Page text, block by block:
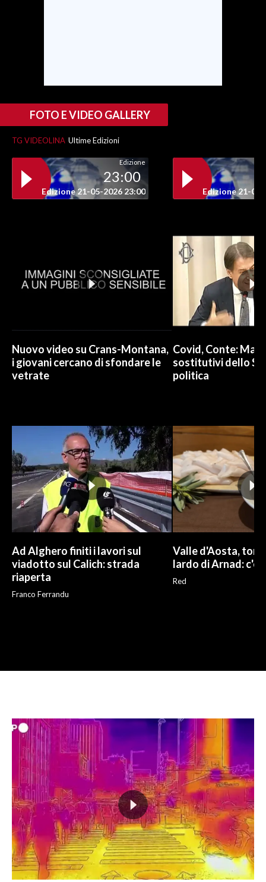
FOTO E VIDEO GALLERY
TG VIDEOLINA Ultime Edizioni
Edizione
23:00
Edizione 21-05-2026 23:00 Edizione 21-05-
Nuovo video su Crans-Montana,
i giovani cercano di sfondare le
vetrate
Covid, Conte: Mai
sostitutivi dello
politica
Ad Alghero finiti i lavori sul
viadotto sul Calich: strada
riaperta
Franco Ferrandu
Valle d'Aosta,
lardo di Arnad: c'è
Red